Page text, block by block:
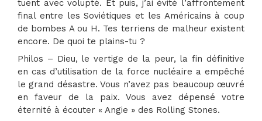
tuent avec volupté. Et puis, j’ai évité l’affrontement
final entre les Soviétiques et les Américains à coup
de bombes A ou H. Tes terriens de malheur existent
encore. De quoi te plains-tu ?
Philos – Dieu, le vertige de la peur, la fin définitive
en cas d’utilisation de la force nucléaire a empêché
le grand désastre. Vous n’avez pas beaucoup œuvré
en faveur de la paix. Vous avez dépensé votre
éternité à écouter « Angie » des Rolling Stones.